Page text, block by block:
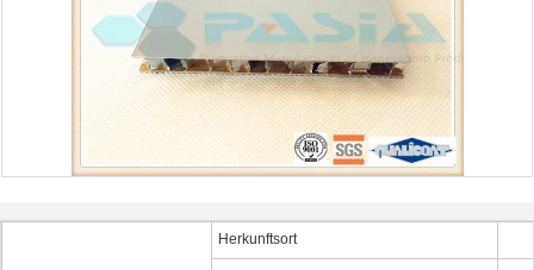
Herkunftsort